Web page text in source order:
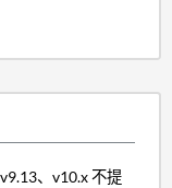
、v10.x 不提